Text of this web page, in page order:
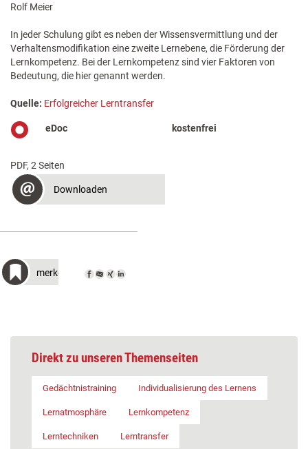
Rolf Meier
In jeder Schulung gibt es neben der Wissensvermittlung und der
Verhaltensmodifikation eine zweite Lernebene, die Förderung der
Lernkompetenz. Bei der Lernkompetenz sind vier Faktoren von
Bedeutung, die hier genannt werden.
Quelle: Erfolgreicher Lerntransfer
eDoc kostenfrei
PDF, 2 Seiten
Downloaden
merken
Direkt zu unseren Themenseiten
Gedächtnistraining Individualisierung des Lernens
Lernatmosphäre Lernkompetenz
Lerntechniken Lerntransfer